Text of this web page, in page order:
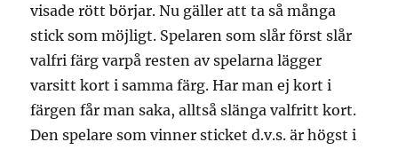
visade rött börjar. Nu gäller att ta så många
stick som möjligt. Spelaren som slår först slår
valfri färg varpå resten av spelarna lägger
varsitt kort i samma färg. Har man ej kort i
färgen får man saka, alltså slänga valfritt kort.
Den spelare som vinner sticket d.v.s. är högst i